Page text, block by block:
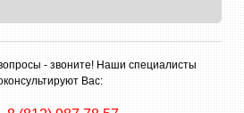
- звоните! Наши специалисты
Вас: